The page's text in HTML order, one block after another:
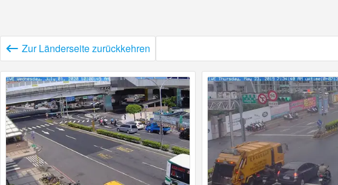
Zur Länderseite zurückkehren